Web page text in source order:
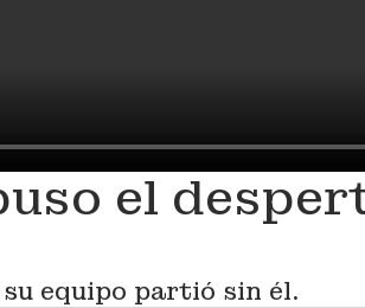
el
equipo partió sin él.